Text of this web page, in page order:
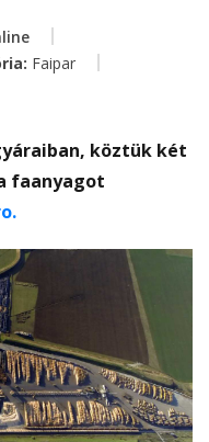
Faipar
köztük két
faanyagot